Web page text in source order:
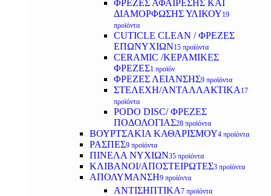
ΦΡΕΖΕΣ ΑΦΑΙΡΕΣΗΣ ΚΑΙ
ΔΙΑΜΟΡΦΩΣΗΣ ΥΛΙΚΟΥ19
προϊόντα
CUTICLE CLEAN / ΦΡΕΖΕΣ
ΕΠΩΝΥΧΙΩΝ15 προϊόντα
CERAMIC /ΚΕΡΑΜΙΚΕΣ
ΦΡΕΖΕΣ1 προϊόν
ΦΡΕΖΕΣ ΛΕΙΑΝΣΗΣ9 προϊόντα
ΣΤΕΛΕΧΗ/ΑΝΤΑΛΛΑΚΤΙΚΑ 17
προϊόντα
PODO DISC/ ΦΡΕΖΕΣ
ΠΟΔΟΛΟΓΙΑΣ28 προϊόντα
ΒΟΥΡΤΣΑΚΙΑ ΚΑΘΑΡΙΣΜΟΥ4 προϊόντα
ΡΑΣΠΕΣ9 προϊόντα
ΠΙΝΕΛΑ ΝΥΧΙΩΝ35 προϊόντα
ΚΛΙΒΑΝΟΙ/ΑΠΟΣΤΕΙΡΩΤΕΣ3 προϊόντα
ΑΠΟΛΥΜΑΝΣΗ9 προϊόντα
ΑΝΤΙΣΗΠΤΙΚΑ7 προϊόντα